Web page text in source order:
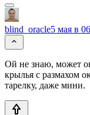
blind_oracle5 мая в
Ой не знаю, может
крылья с размахом
тарелку, даже мини.